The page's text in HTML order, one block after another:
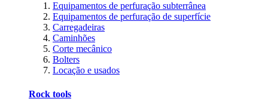
Equipamentos de perfuração subterrânea
Equipamentos de perfuração de superfície
Carregadeiras
Caminhões
Corte mecânico
Bolters
Locação e usados
Rock tools